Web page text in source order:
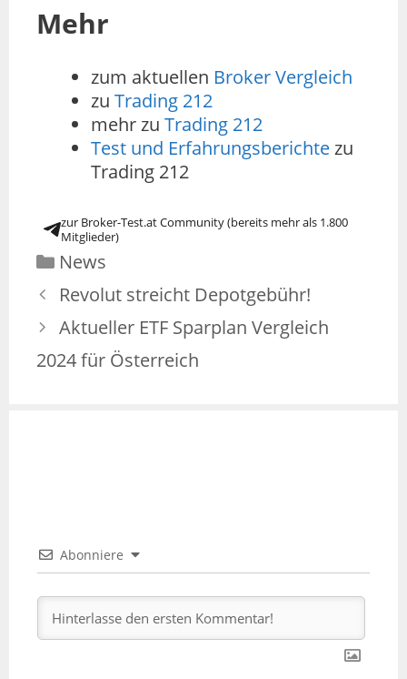
Mehr
zum aktuellen Broker Vergleich
zu Trading 212
mehr zu Trading 212
Test und Erfahrungsberichtezu
Trading 212
zur Broker-Test.at Community (bereits mehr als 1.800
Mitglieder)
News
Revolut streicht Depotgebühr!
Aktueller ETF Sparplan Vergleich
2024 für Österreich
Abonniere